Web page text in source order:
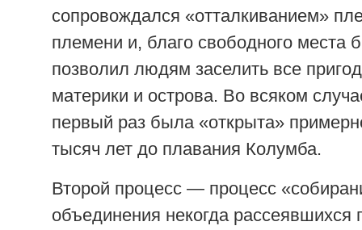
сопровождался «отталкиванием»
племени и, благо свободного места
позволил людям заселить все
материки и острова. Во всяком
первый раз была «открыта»
тысяч лет до плавания Колумба.
Второй процесс — процесс
объединения некогда